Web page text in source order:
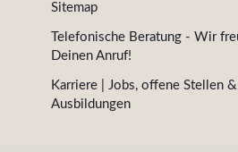
Sitemap
Telefonische Beratung - Wir
Deinen Anruf!
Karriere | Jobs, offene Stellen &
Ausbildungen